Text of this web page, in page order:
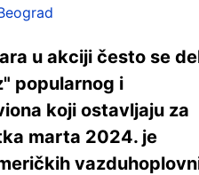
u akciji često se
popularnog i
koji ostavljaju za
marta 2024. je